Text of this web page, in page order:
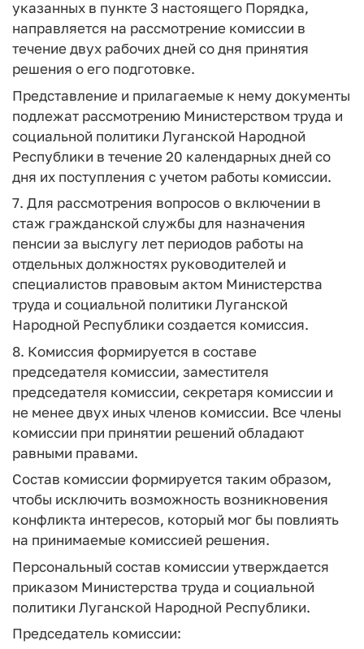
указанных в пункте 3 настоящего Порядка,
направляется на рассмотрение комиссии в
течение двух рабочих дней со дня принятия
решения о его подготовке.
Представление и прилагаемые к нему документы
подлежат рассмотрению Министерством труда и
социальной политики Луганской Народной
Республики в течение 20 календарных дней со
дня их поступления с учетом работы комиссии.
7. Для рассмотрения вопросов о включении в
стаж гражданской службы для назначения
пенсии за выслугу лет периодов работы на
отдельных должностях руководителей и
специалистов правовым актом Министерства
труда и социальной политики Луганской
Народной Республики создается комиссия.
8. Комиссия формируется в составе
председателя комиссии, заместителя
председателя комиссии, секретаря комиссии и
не менее двух иных членов комиссии. Все члены
комиссии при принятии решений обладают
равными правами.
Состав комиссии формируется таким образом,
чтобы исключить возможность возникновения
конфликта интересов, который мог бы повлиять
на принимаемые комиссией решения.
Персональный состав комиссии утверждается
приказом Министерства труда и социальной
политики Луганской Народной Республики.
Председатель комиссии: